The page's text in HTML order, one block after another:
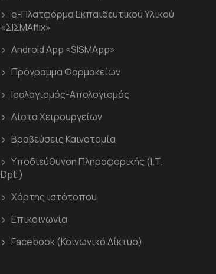
e-Πλατφόρμα Εκπαιδευτικού Υλικού
«ΣΙΣΜΑflix»
Android App «SISMApp»
Πρόγραμμα Φαρμακείων
Ισολογισμός-Απολογισμός
Λίστα Χειρουργείων
Βραβεύσεις Καινοτομία
Υποδιεύθυνση Πληροφορικής (I.T.
Dpt.)
Χάρτης ιστότοπου
Επικοινωνία
Facebook (Κοινωνικό Δίκτυο)